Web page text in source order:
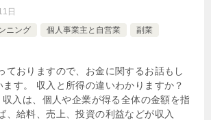
日
ニング 個人事業主と自営業
副業
ておりますので、お金に関するお話もし
す。 収入と所得の違いわかりますか？
入は、個人や企業が得る全体の金額を指
、給料、売上、投資の利益などが収入